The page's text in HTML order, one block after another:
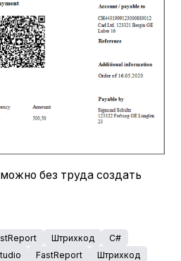
без труда создать
Штрихкод
C#
FastReport
Штрихкод